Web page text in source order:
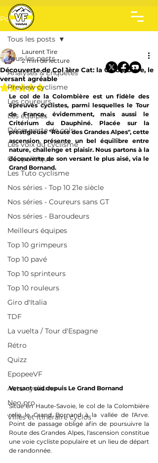
Post
Tous les posts
Analyses & Enquêtes
Preview cyclisme
Les coureurs
Les équipes
Découverte de cols
Les voix du cyclisme
Géopolitique
Les Tuto cyclisme
Nos séries - Top 10 21e siècle
Nos séries - Coureurs sans GT
Nos séries - Baroudeurs
Meilleurs équipes
Top 10 grimpeurs
Top 10 pavé
Top 10 sprinteurs
Top 10 rouleurs
Giro d'Italia
TDF
La vuelta / Tour d'Espagne
Rétro
Quizz
EpopeeVF
Actu cyclisme
Neo pro
Villes et itinéraire cyclos
Tous les posts
Découverte de Col 1ère Cat: la Colombière, le
versant agréable
Laurent Tire
2 min de lecture
Noté NaN étoiles sur 5.
Le col de la Colombière est un fidèle des
épreuves cyclistes, parmi lesquelles le Tour
de France, évidemment, mais aussi le
Critérium du Dauphiné. Placée sur la
prestigieuse "Route des Grandes Alpes", cette
ascension présente un bel équilibre entre
nature, challenge et plaisir. Nous partons à la
découverte de son versant le plus aisé, via le
Grand Bornand.
Versant sud depuis Le Grand Bornand
Situé en Haute-Savoie, le col de la Colombière
relie le Grand Bornand à la vallée de l'Arve.
Point de passage obligé afin de poursuivre la
Route des Grandes Alpes, l'ascension constitue
une voie cycliste populaire et un lieu de départ
de randonnée.